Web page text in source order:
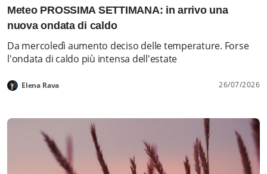
Meteo PROSSIMA SETTIMANA: in arrivo una
nuova ondata di caldo
Da mercoledì aumento deciso delle temperature. Forse
l'ondata di caldo più intensa dell'estate
Elena Rava 26/07/2026